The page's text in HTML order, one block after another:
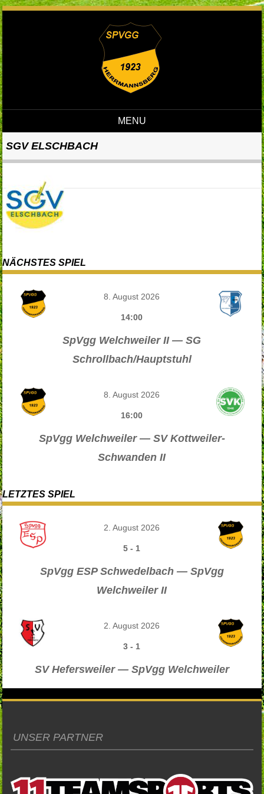
MENU
SGV ELSCHBACH
NÄCHSTES SPIEL
8. August 2026
14:00
SpVgg Welchweiler II — SG
Schrollbach/Hauptstuhl
8. August 2026
16:00
SpVgg Welchweiler — SV Kottweiler-
Schwanden II
LETZTES SPIEL
2. August 2026
5 - 1
SpVgg ESP Schwedelbach — SpVgg
Welchweiler II
2. August 2026
3 - 1
SV Hefersweiler — SpVgg Welchweiler
UNSER PARTNER